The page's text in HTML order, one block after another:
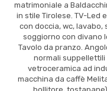
matrimoniale a
in stile Tirolese. TV-Led
con doccia, wc, lavabo,
soggiorno con divano
Tavolo da pranzo.
normali
vetroceramica ad
macchina da caffè